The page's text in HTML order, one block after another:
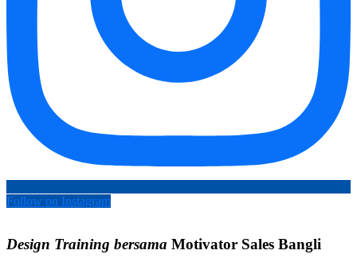
Follow on Instagram
Design Training bersama Motivator Sales Bangli